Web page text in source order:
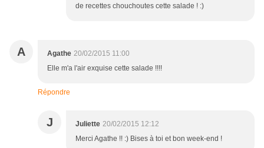
de recettes chouchoutes cette salade ! :)
A Agathe 20/02/2015 11:00
Elle m'a l'air exquise cette salade !!!!
Répondre
J Juliette 20/02/2015 12:12
Merci Agathe !! :) Bises à toi et bon week-end !